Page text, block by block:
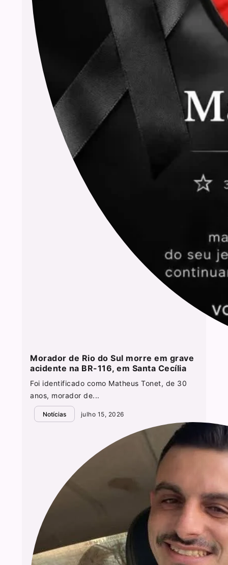
Morador de Rio do Sul morre em grave
acidente na BR-116, em Santa Cecília
Foi identificado como Matheus Tonet, de 30
anos, morador de...
Notícias julho 15, 2026